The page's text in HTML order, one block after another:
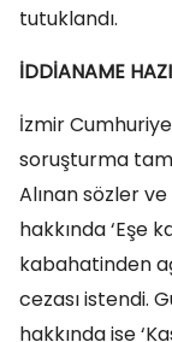
tutuklandı.
İDDİANAME
İzmir
soruşturma
Alınan sözler
hakkında ‘Eşe
kabahatinden
cezası istendi.
hakkında ise